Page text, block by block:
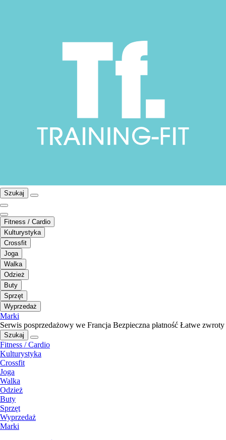
Szukaj
Fitness / Cardio
Kulturystyka
Crossfit
Joga
Walka
Odzież
Buty
Sprzęt
Wyprzedaż
Marki
Serwis posprzedażowy we Francja Bezpieczna płatność Łatwe zwroty
Szukaj
Fitness / Cardio
Kulturystyka
Crossfit
Joga
Walka
Odzież
Buty
Sprzęt
Wyprzedaż
Marki